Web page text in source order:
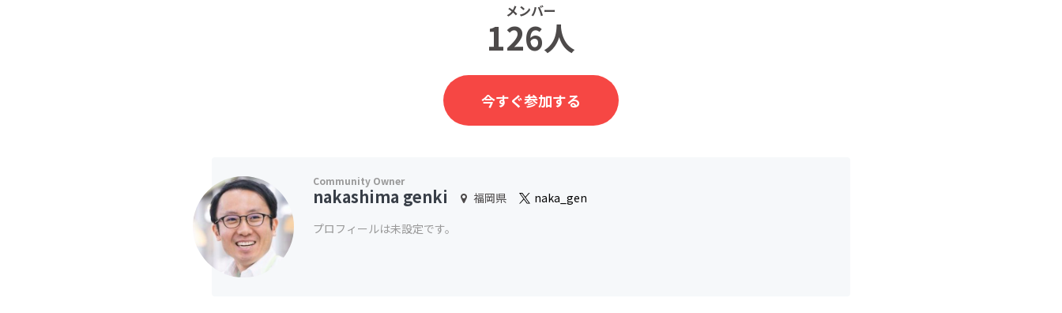
メンバー
126人
今すぐ参加する
nakashima genki 福岡県
naka_gen
プロフィールは未設定です。